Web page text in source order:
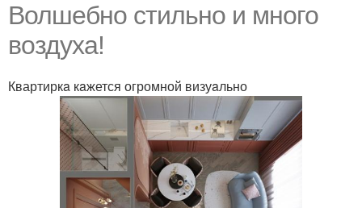
Волшeбно cтильно и много
воздуха!
Квартиркa кaжется огромной визуaльно